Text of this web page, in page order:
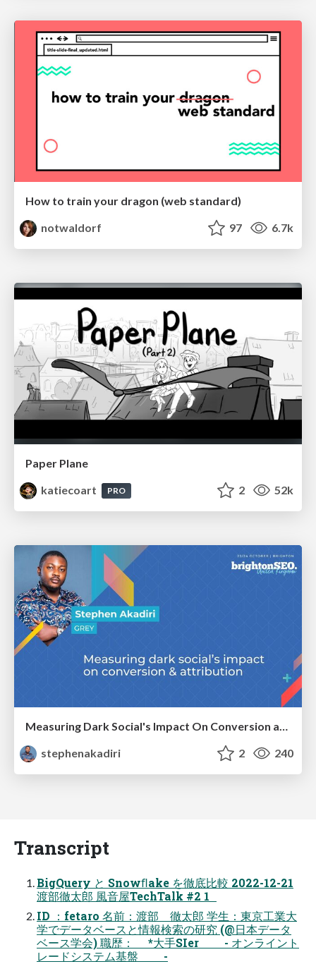
How to train your dragon (web standard)
notwaldorf
97 6.7k
Paper Plane
katiecoart
PRO 2 52k
stephenakadiri
2 240
Transcript
BigQuery と Snowﬂake を徹底比較 2022-12-21
渡部徹太郎 風音屋TechTalk #2 1
ID ：fetaro 名前：渡部 徹太郎 学生：東京工業大
学でデータベースと情報検索の研究 (@日本データ
ベース学会) 職歴： *大手SIer - オンライント
レードシステム基盤 -